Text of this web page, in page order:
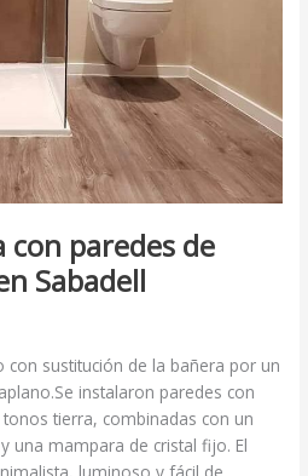
con paredes de
Sabadell
sustitución de la bañera por un
instalaron paredes con
tierra, combinadas con un
una mampara de cristal fijo. El